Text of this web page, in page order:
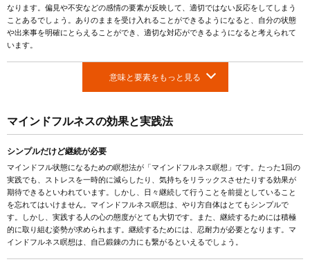
なります。偏見や不安などの感情の要素が反映して、適切ではない反応をしてしまう
ことあるでしょう。ありのままを受け入れることができるようになると、自分の状態
や出来事を明確にとらえることができ、適切な対応ができるようになると考えられて
います。
意味と要素をもっと見る
マインドフルネスの効果と実践法
シンプルだけど継続が必要
マインドフル状態になるための瞑想法が「マインドフルネス瞑想」です。たった1回の
実践でも、ストレスを一時的に減らしたり、気持ちをリラックスさせたりする効果が
期待できるといわれています。しかし、日々継続して行うことを前提としていること
を忘れてはいけません。マインドフルネス瞑想は、やり方自体はとてもシンプルで
す。しかし、実践する人の心の態度がとても大切です。また、継続するためには積極
的に取り組む姿勢が求められます。継続するためには、忍耐力が必要となります。マ
インドフルネス瞑想は、自己鍛錬の力にも繋がるといえるでしょう。